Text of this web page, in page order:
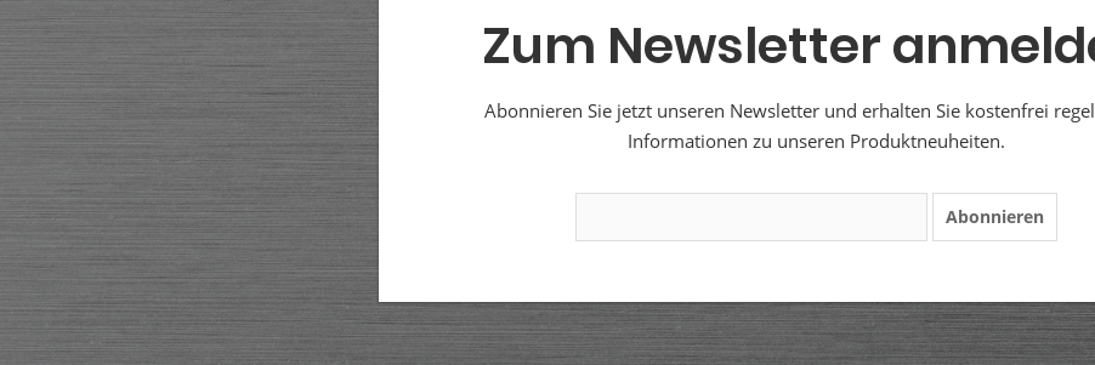
Zum Newsletter
Abonnieren Sie jetzt unseren Newsletter und erhalten Sie kostenfrei
Informationen zu unseren Produktneuheiten.
Abonnieren